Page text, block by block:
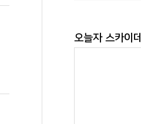
오늘자 스카이